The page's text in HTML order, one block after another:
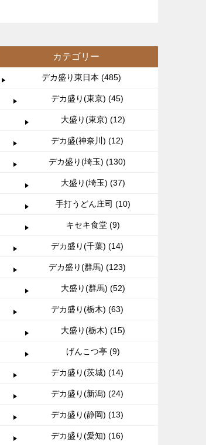
カテゴリー
デカ盛り東日本 (485)
デカ盛り(東京) (45)
大盛り(東京) (12)
デカ盛(神奈川) (12)
デカ盛り(埼玉) (130)
大盛り(埼玉) (37)
手打うどん庄司 (10)
キセキ食堂 (9)
デカ盛り(千葉) (14)
デカ盛り(群馬) (123)
大盛り(群馬) (52)
デカ盛り(栃木) (63)
大盛り(栃木) (15)
げんこつ亭 (9)
デカ盛り(茨城) (14)
デカ盛り(新潟) (24)
デカ盛り(静岡) (13)
デカ盛り(愛知) (16)